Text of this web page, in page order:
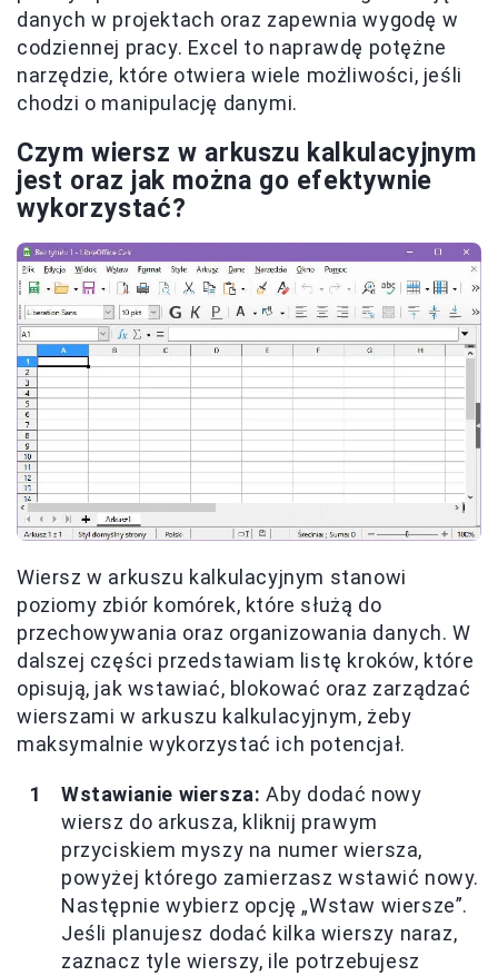
danych w projektach oraz zapewnia wygodę w
codziennej pracy. Excel to naprawdę potężne
narzędzie, które otwiera wiele możliwości, jeśli
chodzi o manipulację danymi.
Czym wiersz w arkuszu kalkulacyjnym
jest oraz jak można go efektywnie
wykorzystać?
Wiersz w arkuszu kalkulacyjnym stanowi
poziomy zbiór komórek, które służą do
przechowywania oraz organizowania danych. W
dalszej części przedstawiam listę kroków, które
opisują, jak wstawiać, blokować oraz zarządzać
wierszami w arkuszu kalkulacyjnym, żeby
maksymalnie wykorzystać ich potencjał.
Wstawianie wiersza: Aby dodać nowy
wiersz do arkusza, kliknij prawym
przyciskiem myszy na numer wiersza,
powyżej którego zamierzasz wstawić nowy.
Następnie wybierz opcję „Wstaw wiersze”.
Jeśli planujesz dodać kilka wierszy naraz,
zaznacz tyle wierszy, ile potrzebujesz